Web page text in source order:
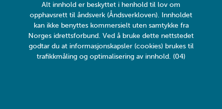
Alt innhold er beskyttet i henhold til lov om
opphavsrett til åndsverk (Åndsverkloven). Innholdet
kan ikke benyttes kommersielt uten samtykke fra
Norges idrettsforbund. Ved å bruke dette nettstedet
godtar du at informasjonskapsler (cookies) brukes til
trafikkmåling og optimalisering av innhold. (04)